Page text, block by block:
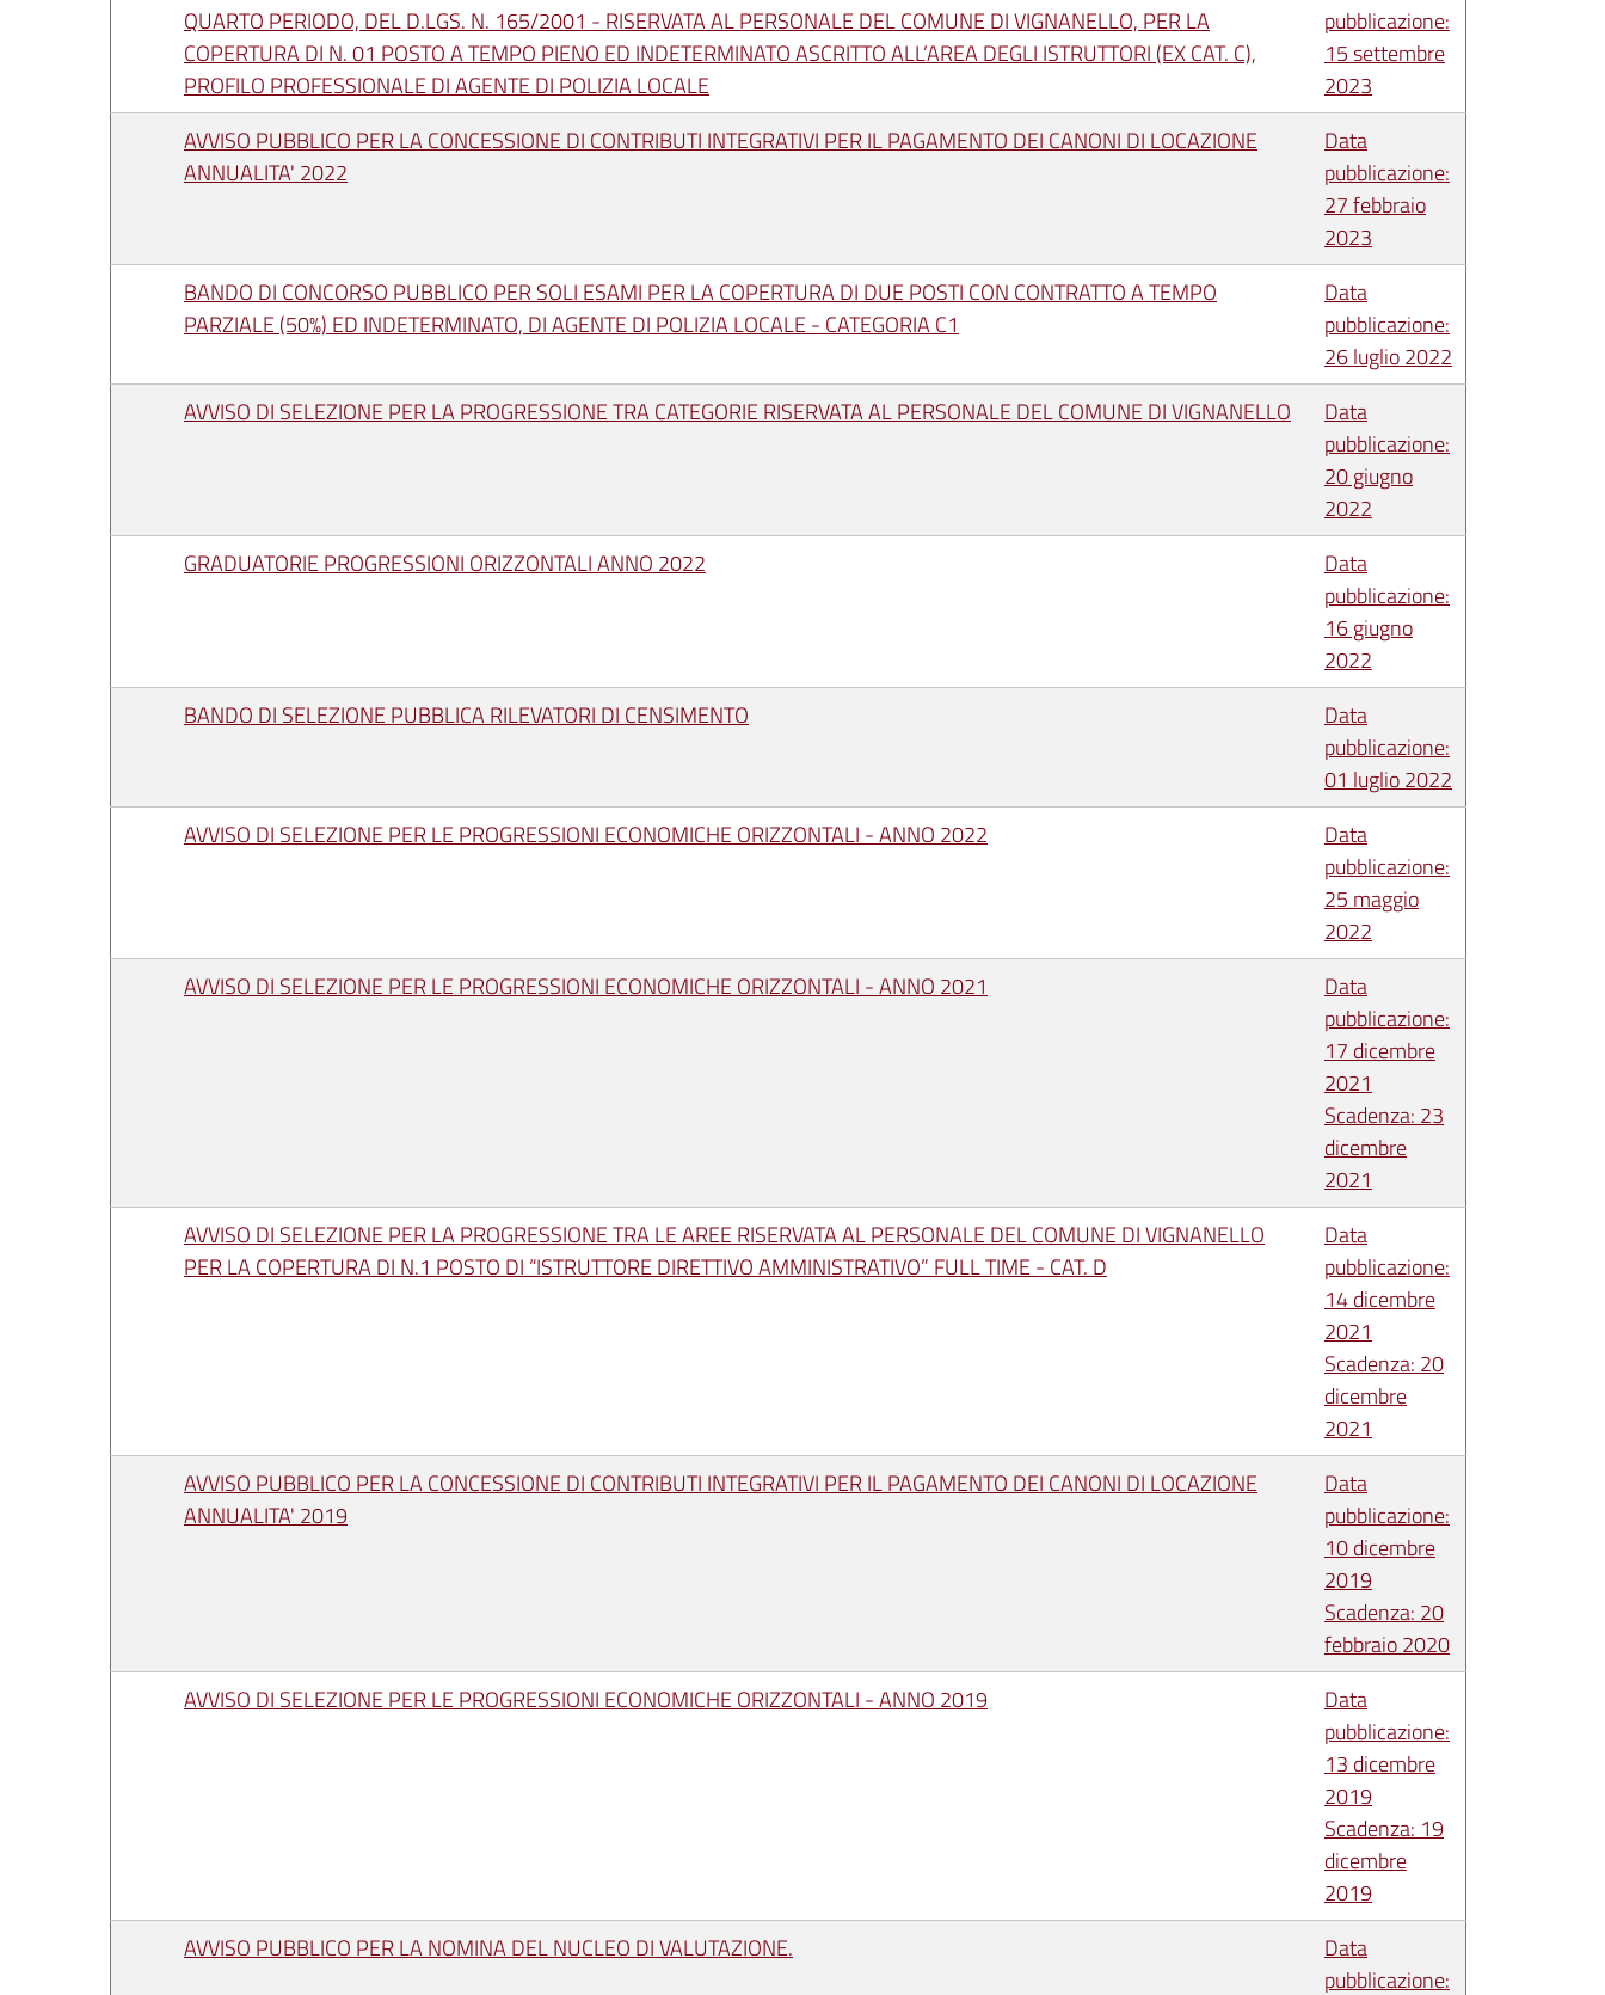
QUARTO PERIODO, DEL D.LGS. N. 165/2001 - RISERVATA AL PERSONALE DEL COMUNE DI VIGNANELLO, PER LA
COPERTURA DI N. 01 POSTO A TEMPO PIENO ED INDETERMINATO ASCRITTO ALL’AREA DEGLI ISTRUTTORI (EX CAT. C),
PROFILO PROFESSIONALE DI AGENTE DI POLIZIA LOCALE
pubblicazione:
15 settembre
2023
AVVISO PUBBLICO PER LA CONCESSIONE DI CONTRIBUTI INTEGRATIVI PER IL PAGAMENTO DEI CANONI DI LOCAZIONE
ANNUALITA' 2022
Data
pubblicazione:
27 febbraio
2023
BANDO DI CONCORSO PUBBLICO PER SOLI ESAMI PER LA COPERTURA DI DUE POSTI CON CONTRATTO A TEMPO
PARZIALE (50%) ED INDETERMINATO, DI AGENTE DI POLIZIA LOCALE - CATEGORIA C1
Data
pubblicazione:
26 luglio 2022
AVVISO DI SELEZIONE PER LA PROGRESSIONE TRA CATEGORIE RISERVATA AL PERSONALE DEL COMUNE DI VIGNANELLO
Data
pubblicazione:
20 giugno
2022
GRADUATORIE PROGRESSIONI ORIZZONTALI ANNO 2022
Data
pubblicazione:
16 giugno
2022
BANDO DI SELEZIONE PUBBLICA RILEVATORI DI CENSIMENTO
Data
pubblicazione:
01 luglio 2022
AVVISO DI SELEZIONE PER LE PROGRESSIONI ECONOMICHE ORIZZONTALI - ANNO 2022
Data
pubblicazione:
25 maggio
2022
AVVISO DI SELEZIONE PER LE PROGRESSIONI ECONOMICHE ORIZZONTALI - ANNO 2021
Data
pubblicazione:
17 dicembre
2021
Scadenza: 23
dicembre
2021
AVVISO DI SELEZIONE PER LA PROGRESSIONE TRA LE AREE RISERVATA AL PERSONALE DEL COMUNE DI VIGNANELLO
PER LA COPERTURA DI N.1 POSTO DI “ISTRUTTORE DIRETTIVO AMMINISTRATIVO” FULL TIME - CAT. D
Data
pubblicazione:
14 dicembre
2021
Scadenza: 20
dicembre
2021
AVVISO PUBBLICO PER LA CONCESSIONE DI CONTRIBUTI INTEGRATIVI PER IL PAGAMENTO DEI CANONI DI LOCAZIONE
ANNUALITA' 2019
Data
pubblicazione:
10 dicembre
2019
Scadenza: 20
febbraio 2020
AVVISO DI SELEZIONE PER LE PROGRESSIONI ECONOMICHE ORIZZONTALI - ANNO 2019
Data
pubblicazione:
13 dicembre
2019
Scadenza: 19
dicembre
2019
AVVISO PUBBLICO PER LA NOMINA DEL NUCLEO DI VALUTAZIONE.
Data
pubblicazione: